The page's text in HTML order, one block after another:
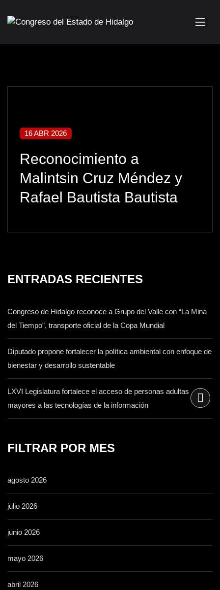
16 ABR 2026
Reconocimiento a
Malintsin Cruz Méndez y
Rafael Bautista Bautista
ENTRADAS RECIENTES
Congreso de Hidalgo reconoce a Grupo del Valle con “La Mina
del Tiempo”, transporte oficial de la Copa Mundial
Diputado propone fortalecer la política ambiental con enfoque de
bienestar y desarrollo sustentable
LXVI Legislatura fortalece el acceso de personas adultas
mayores a las tecnologías de la información
FILTRAR POR MES
agosto 2026
julio 2026
junio 2026
mayo 2026
abril 2026